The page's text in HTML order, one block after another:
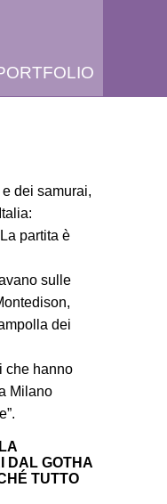
dei samurai,
partita è
sulle
dei
che hanno
Milano
DAL GOTHA
TUTTO